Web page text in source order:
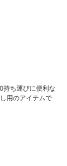
持ち運びに便利な
用のアイテムで